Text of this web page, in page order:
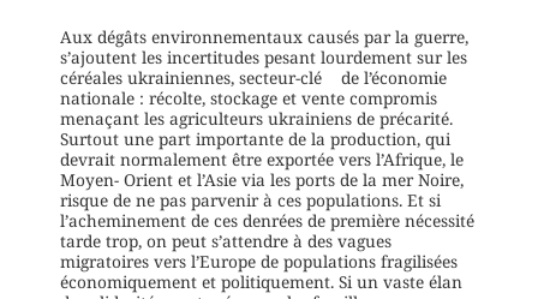
Aux dégâts environnementaux causés par la guerre,
s’ajoutent les incertitudes pesant lourdement sur les
céréales ukrainiennes, secteur-clé de l’économie
nationale : récolte, stockage et vente compromis
menaçant les agriculteurs ukrainiens de précarité.
Surtout une part importante de la production, qui
devrait normalement être exportée vers l’Afrique, le
Moyen- Orient et l’Asie via les ports de la mer Noire,
risque de ne pas parvenir à ces populations. Et si
l’acheminement de ces denrées de première nécessité
tarde trop, on peut s’attendre à des vagues
migratoires vers l’Europe de populations fragilisées
économiquement et politiquement. Si un vaste élan